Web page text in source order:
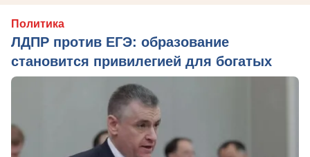
Политика
ЛДПР против ЕГЭ: образование
становится привилегией для богатых